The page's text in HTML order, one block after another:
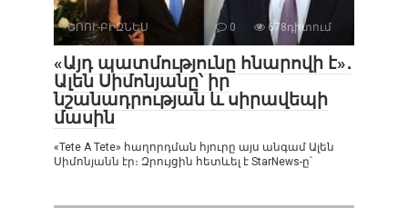
ՇՈՈՒ-ԲԻԶՆԵՍ 0 678դիտում
«Այդ պատմությունը հնարովի է»․
Ալեն Սիմոնյանը՝ իր
նշանադրության և սիրավեպի
մասին
«Tete A Tete» հաղորդման հյուրը այս անգամ Ալեն
Սիմոնյանն էր։ Զրույցին հետևել է StarNews-ը՝